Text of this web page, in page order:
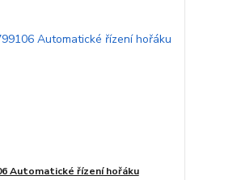
Automatické řízení hořáku